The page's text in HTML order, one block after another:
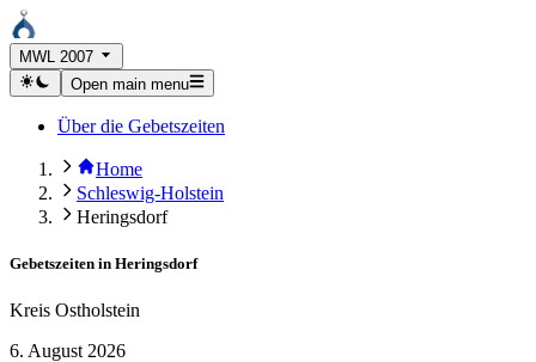
MWL 2007
Open main menu
Über die Gebetszeiten
Home
Schleswig-Holstein
Heringsdorf
Gebetszeiten in Heringsdorf
Kreis Ostholstein
6. August 2026